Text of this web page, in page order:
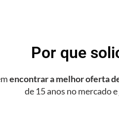
Por que
encontrar a melhor oferta
de 15 anos no mercado